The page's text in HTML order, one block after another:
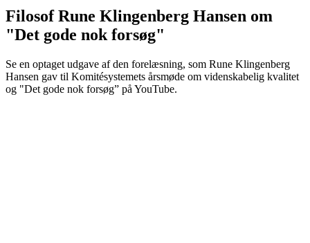
Filosof Rune Klingenberg Hansen om
"Det gode nok forsøg"
Se en optaget udgave af den forelæsning, som Rune Klingenberg
Hansen gav til Komitésystemets årsmøde om videnskabelig kvalitet
og "Det gode nok forsøg” på YouTube.